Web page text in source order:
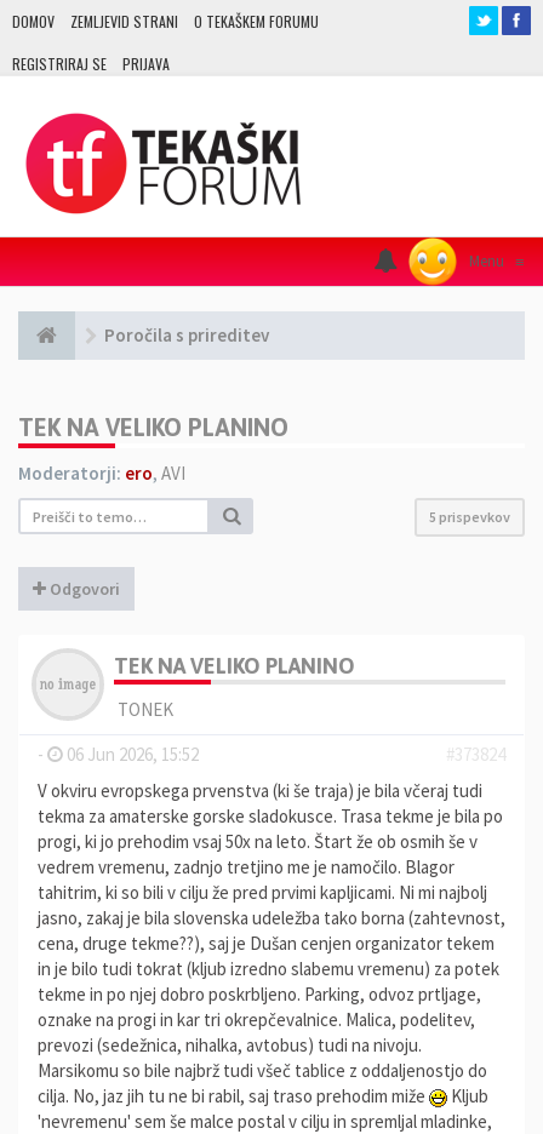
DOMOV ZEMLJEVID STRANI O TEKAŠKEM FORUMU
REGISTRIRAJ SE PRIJAVA
Menu ≡
Poročila s prireditev
TEK NA VELIKO PLANINO
Moderatorji: ero, AVI
5 prispevkov
Odgovori
TEK NA VELIKO PLANINO
TONEK
-
06 Jun 2026, 15:52
#373824
V okviru evropskega prvenstva (ki še traja) je bila včeraj tudi
tekma za amaterske gorske sladokusce. Trasa tekme je bila po
progi, ki jo prehodim vsaj 50x na leto. Štart že ob osmih še v
vedrem vremenu, zadnjo tretjino me je namočilo. Blagor
tahitrim, ki so bili v cilju že pred prvimi kapljicami. Ni mi najbolj
jasno, zakaj je bila slovenska udeležba tako borna (zahtevnost,
cena, druge tekme??), saj je Dušan cenjen organizator tekem
in je bilo tudi tokrat (kljub izredno slabemu vremenu) za potek
tekme in po njej dobro poskrbljeno. Parking, odvoz prtljage,
oznake na progi in kar tri okrepčevalnice. Malica, podelitev,
prevozi (sedežnica, nihalka, avtobus) tudi na nivoju.
Marsikomu so bile najbrž tudi všeč tablice z oddaljenostjo do
cilja. No, jaz jih tu ne bi rabil, saj traso prehodim miže
Kljub
'nevremenu' sem še malce postal v cilju in spremljal mladinke,